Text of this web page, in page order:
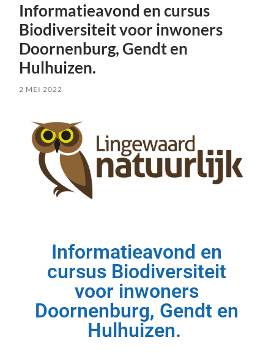
Informatieavond en cursus
Biodiversiteit voor inwoners
Doornenburg, Gendt en
Hulhuizen.
2 MEI 2022
Informatieavond en
cursus Biodiversiteit
voor inwoners
Doornenburg, Gendt en
Hulhuizen.